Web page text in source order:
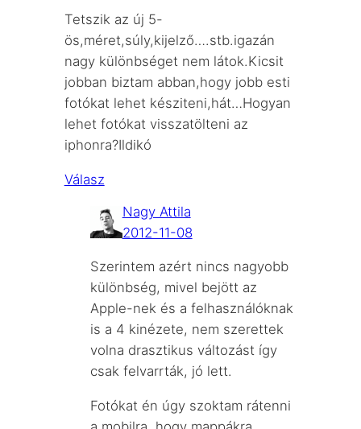
Tetszik az új 5-
ös,méret,súly,kijelző….stb.igazán
nagy különbséget nem látok.Kicsit
jobban biztam abban,hogy jobb esti
fotókat lehet késziteni,hát…Hogyan
lehet fotókat visszatölteni az
iphonra?Ildikó
Válasz
Nagy Attila
2012-11-08
Szerintem azért nincs nagyobb
különbség, mivel bejött az
Apple-nek és a felhasználóknak
is a 4 kinézete, nem szerettek
volna drasztikus változást így
csak felvarrták, jó lett.
Fotókat én úgy szoktam rátenni